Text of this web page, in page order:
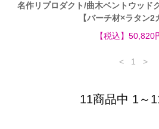
名作リプロダクト/曲木ベントウッド
【バーチ材×ラタン2
【税込】50,820
< 1 >
11商品中 1～